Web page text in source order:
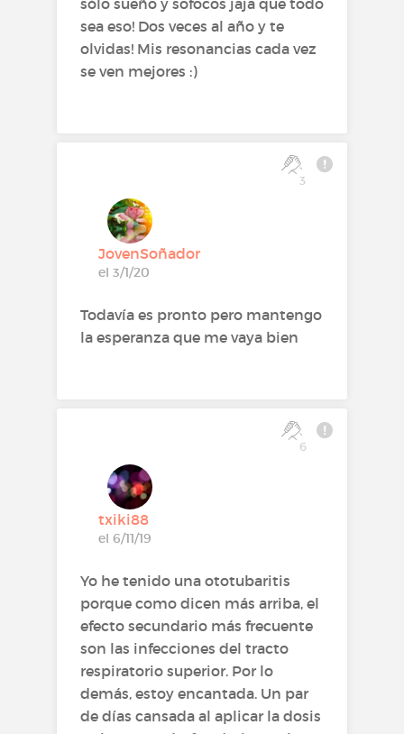
sea eso! Dos veces al año y te
olvidas! Mis resonancias cada vez
se ven mejores :)
3
JovenSoñador
el 3/1/20
Todavía es pronto pero mantengo
la esperanza que me vaya bien
6
txiki88
el 6/11/19
Yo he tenido una ototubaritis
porque como dicen más arriba, el
efecto secundario más frecuente
son las infecciones del tracto
respiratorio superior. Por lo
demás, estoy encantada. Un par
de días cansada al aplicar la dosis